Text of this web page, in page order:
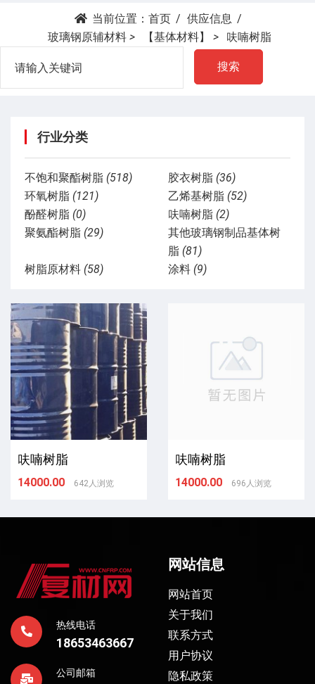
当前位置： 首页
供应信息
玻璃钢原辅材料 > 【基体材料】 > 呋喃树脂
搜索
行业分类
不饱和聚酯树脂 (518) 胶衣树脂 (36)
环氧树脂 (121) 乙烯基树脂 (52)
酚醛树脂 (0) 呋喃树脂 (2)
聚氨酯树脂 (29)
其他玻璃钢制品基体树
脂 (81)
树脂原材料 (58) 涂料 (9)
呋喃树脂
14000.00 642人浏览
呋喃树脂
14000.00 696人浏览
热线电话
18653463667
公司邮箱
网站信息
网站首页
关于我们
联系方式
用户协议
隐私政策